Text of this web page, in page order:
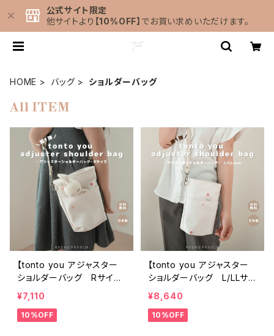
公式サイト限定
他サイトより 【10%OFF】 でお買い求めいただけます。
HOME バッグ ショルダーバッグ
All ITEM
【tonto you アジャスター
ショルダーバッグ Rサイズ
（カラビナ付き)】
¥7,110
10%OFF
【tonto you アジャスター
ショルダーバッグ L/LLサイ
ズ】
¥8,640
10%OFF